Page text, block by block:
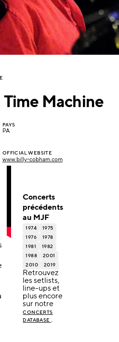
Time Machine
PAYS
PA
OFFICIAL WEBSITE
www.billy-cobham.com
Concerts
précédents
au MJF
1974
1975
1976
1978
1981
1982
1988
2001
2010
2019
Retrouvez
les setlists,
line-ups et
plus encore
sur notre
CONCERTS
DATABASE .